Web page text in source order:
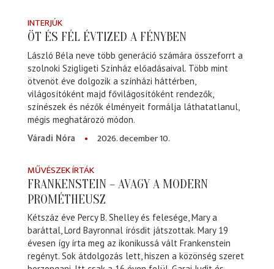
INTERJÚK
ÖT ÉS FÉL ÉVTIZED A FÉNYBEN
László Béla neve több generáció számára összeforrt a
szolnoki Szigligeti Színház előadásaival. Több mint
ötvenöt éve dolgozik a színházi háttérben,
világosítóként majd fővilágosítóként rendezők,
színészek és nézők élményeit formálja láthatatlanul,
mégis meghatározó módon.
Váradi Nóra
2026. december 10.
MŰVÉSZEK ÍRTÁK
FRANKENSTEIN – AVAGY A MODERN
PROMÉTHEUSZ
Kétszáz éve Percy B. Shelley és felesége, Mary a
baráttal, Lord Bayronnal írósdit játszottak. Mary 19
évesen így írta meg az ikonikussá vált Frankenstein
regényt. Sok átdolgozás lett, hiszen a közönség szeret